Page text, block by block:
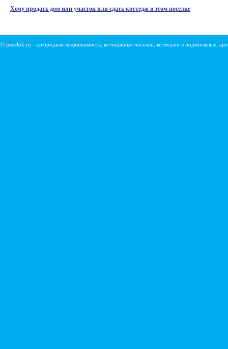
Хочу продать дом или участок или сдать коттедж в этом поселке
© poselok.ru - загородная недвижимость, коттеджные поселки, коттеджи в подмосковье,